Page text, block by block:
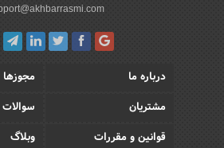
درباره ما
مجوزها
مشتریان
قوانین و مقررات
وبلاگ